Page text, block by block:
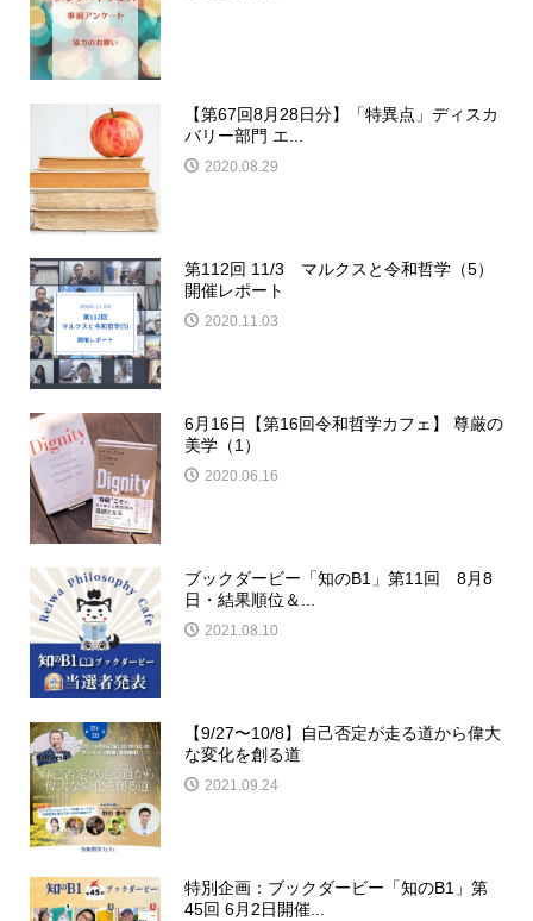
【第67回8月28日分】「特異点」ディスカ
バリー部門 エ...
2020.08.29
第112回 11/3 マルクスと令和哲学（5）
開催レポート
2020.11.03
6月16日【第16回令和哲学カフェ】 尊厳の
美学（1）
2020.06.16
ブックダービー「知のB1」第11回 8月8
日・結果順位＆...
2021.08.10
【9/27〜10/8】自己否定が走る道から偉大
な変化を創る道
2021.09.24
特別企画：ブックダービー「知のB1」第
45回 6月2日開催...